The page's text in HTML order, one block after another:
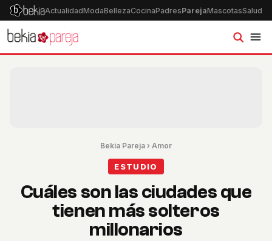
ActualidadModaBellezaCocinaPadresParejaMascotasSalud
Bekia Pareja › Amor
ESTUDIO
Cuáles son las ciudades que
tienen más solteros
millonarios